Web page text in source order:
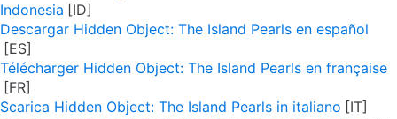
Indonesia
Descargar Hidden Object: The Island Pearls en español
Télécharger Hidden Object: The Island Pearls en française
Scarica Hidden Object: The Island Pearls in italiano